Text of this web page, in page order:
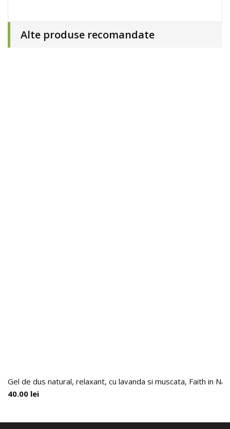
Alte produse recomandate
Gel de dus natural, relaxant, cu lavanda si muscata, Faith in
40.00 lei